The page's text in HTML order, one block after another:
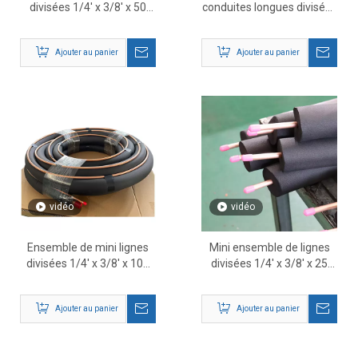
divisées 1/4' x 3/8' x 50
Ajouter au panier
conduites longues divisées
Conduites de réfrigérant
en cuivre isolées
Ajouter au panier
vidéo
Ensemble de mini lignes
divisées 1/4' x 3/8' x 100
isolé pour installations CVC
longues
Ajouter au panier
vidéo
Mini ensemble de lignes
divisées 1/4' x 3/8' x 25
CVC et de climatisation
Ajouter au panier